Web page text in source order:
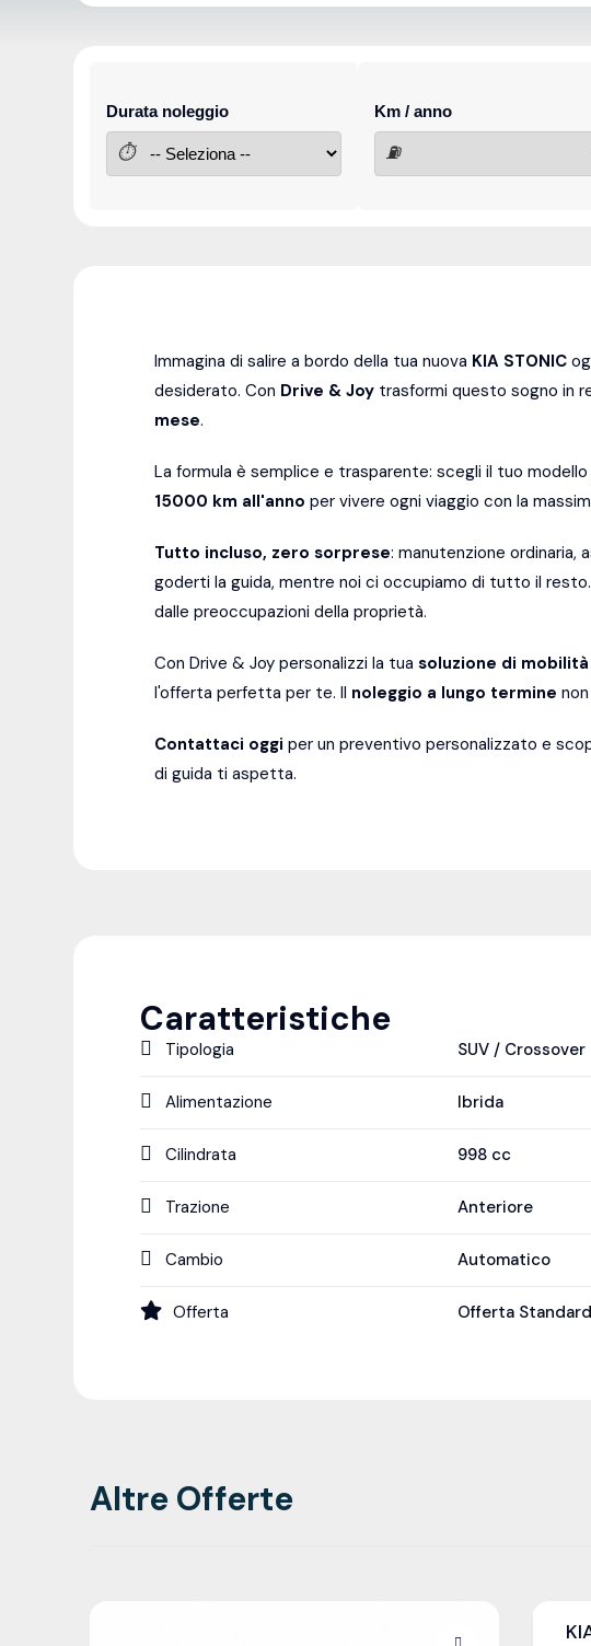
Durata noleggio
⏱
Km / anno
⛽
Immagina di salire a bordo della tua nuova KIA STONIC
desiderato. Con Drive & Joy trasformi questo sogno in
mese.
La formula è semplice e trasparente: scegli il tuo
15000 km all'anno per vivere ogni viaggio con la
Tutto incluso, zero sorprese: manutenzione ordinaria,
goderti la guida, mentre noi ci occupiamo di tutto il
dalle preoccupazioni della proprietà.
Con Drive & Joy personalizzi la tuasoluzione di mobilità
l'offerta perfetta per te. Il noleggio a lungo termine
Contattaci oggi per un preventivo personalizzato e
di guida ti aspetta.
Caratteristiche
Tipologia SUV / Crossover
Alimentazione Ibrida
Cilindrata 998 cc
Trazione Anteriore
Cambio Automatico
Offerta Offerta Standard
Altre Offerte